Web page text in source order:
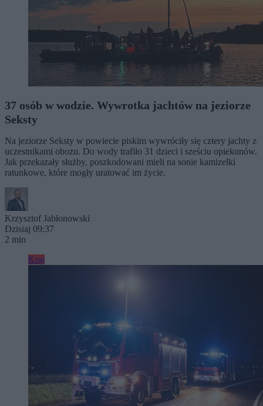
37 osób w wodzie. Wywrotka jachtów na jeziorze
Seksty
Na jeziorze Seksty w powiecie piskim wywróciły się cztery jachty z
uczestnikami obozu. Do wody trafiło 31 dzieci i sześciu opiekunów.
Jak przekazały służby, poszkodowani mieli na sonie kamizelki
ratunkowe, które mogły uratować im życie.
Krzysztof Jabłonowski
Dzisiaj 09:37
2 min
Kraj